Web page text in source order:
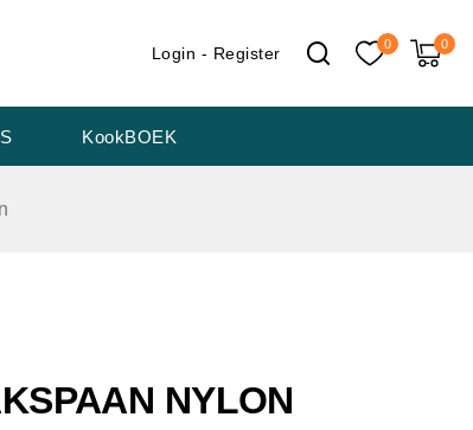
Login - Register 0 0
KookBOEK
NYLON